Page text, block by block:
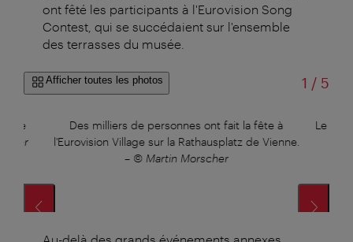
ont fêté les participants à l'Eurovision Song
Contest, qui se succédaient sur l'ensemble
des terrasses du musée.
Afficher toutes les photos 1 /sur
5
de
Des milliers de personnes ont fait la fête à
l'Eurovision Village sur la Rathausplatz de Vienne.
– © Martin Morscher
Le
Au-delà des grands événements annexes